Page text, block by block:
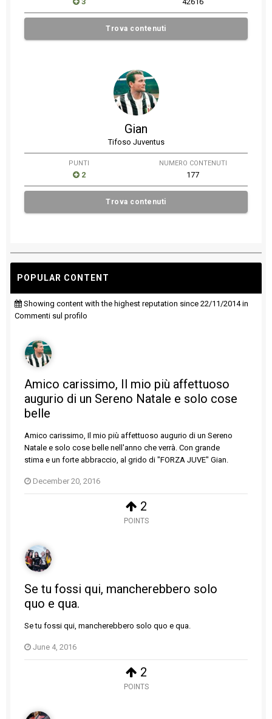
Trova contenuti
Gian
Tifoso Juventus
PUNTI
2
NUMERO CONTENUTI
177
Trova contenuti
POPULAR CONTENT
Showing content with the highest reputation since 22/11/2014 in
Commenti sul profilo
2
POINTS
Amico carissimo, Il mio più affettuoso
augurio di un Sereno Natale e solo cose
belle
Amico carissimo, Il mio più affettuoso augurio di un Sereno
Natale e solo cose belle nell'anno che verrà. Con grande
stima e un forte abbraccio, al grido di "FORZA JUVE" Gian.
December 20, 2016
2
POINTS
Se tu fossi qui, mancherebbero solo
quo e qua.
Se tu fossi qui, mancherebbero solo quo e qua.
June 4, 2016